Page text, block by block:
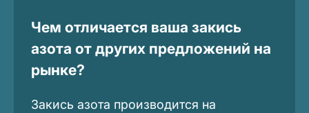
Чем отличается ваша закись
азота от других предложений на
рынке?
Закись азота производится на